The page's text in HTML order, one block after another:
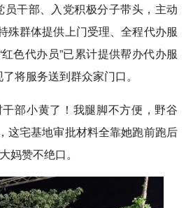
干部、入党积极分子带头，主动
殊群体提供上门受理、全程代办服
色代办员”已累计提供帮办代办服
将服务送到群众家门口。
部小黄了！我腿脚不方便，野谷
这宅基地审批材料全靠她跑前跑后
妈赞不绝口。